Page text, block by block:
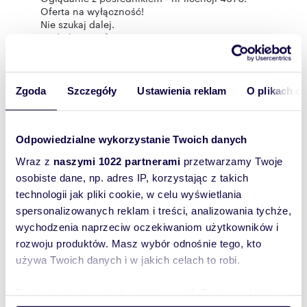
Zgoda Szczegóły Ustawienia reklam O plikach
Odpowiedzialne wykorzystanie Twoich danych
Wraz z naszymi 1022 partnerami przetwarzamy Twoje
osobiste dane, np. adres IP, korzystając z takich
technologii jak pliki cookie, w celu wyświetlania
spersonalizowanych reklam i treści, analizowania tychże,
wychodzenia naprzeciw oczekiwaniom użytkowników i
rozwoju produktów. Masz wybór odnośnie tego, kto
używa Twoich danych i w jakich celach to robi.
Oferta na wyłączność!
Nie szukaj dalej.
Dodatkowe informacje:
Ze względu na obowiązujące przepisy prawne
oraz bezpieczeństwo prezentacja oferty wiąże
się z obowiązkiem podania swoich danych wraz
z okazaniem dokumentu tożsamości.
Zapewniamy pomoc w załatwieniu wszystkich
Oferta nie stanowi oferty w rozumieniu Kodeksu
Cywilnego, a dane w niej zawarte mają jedynie
charakter informacyjny i mogą ulec zmianie.
Wszelkie dane dotyczące nieruchomości
uzyskano na podstawie oświadczenia
sprzedających. Zalecamy osobiste zapoznanie
się ze stanem nieruchomości przed jej
nabyciem. Opis oferty opracowano na
podstawie informacji uzyskanych od właściciela